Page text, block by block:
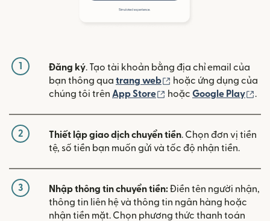
1 Đăng ký. Tạo tài khoản bằng địa chỉ email của
bạn thông qua trang web (mở trong cửa sổ mới)
hoặc ứng dụng của
chúng tôi trên App Store (mở trong cửa sổ mới)
hoặc Google Play .
2 Thiết lập giao dịch chuyển tiền. Chọn đơn vị tiền
tệ, số tiền bạn muốn gửi và tốc độ nhận tiền.
3 Nhập thông tin chuyển tiền:Điền tên người nhận,
thông tin liên hệ và thông tin ngân hàng hoặc
nhận tiền mặt. Chọn phương thức thanh toán